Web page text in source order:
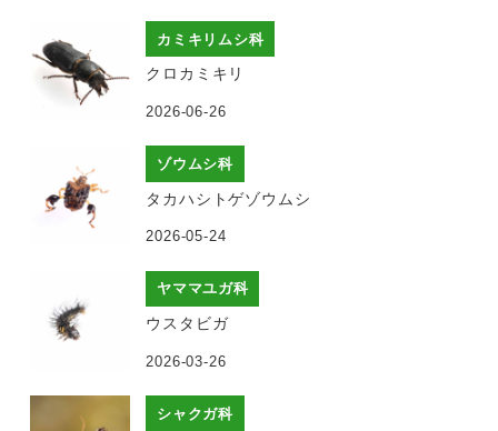
カミキリムシ科
クロカミキリ
2026-06-26
ゾウムシ科
タカハシトゲゾウムシ
2026-05-24
ヤママユガ科
ウスタビガ
2026-03-26
シャクガ科